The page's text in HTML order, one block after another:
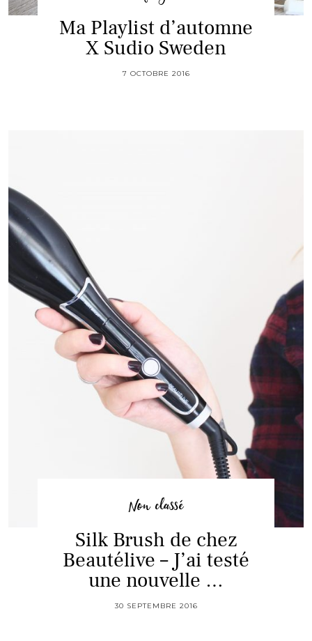
Ma Playlist d’automne
X Sudio Sweden
7 OCTOBRE 2016
Non classé
Silk Brush de chez
Beautélive – J’ai testé
une nouvelle …
30 SEPTEMBRE 2016